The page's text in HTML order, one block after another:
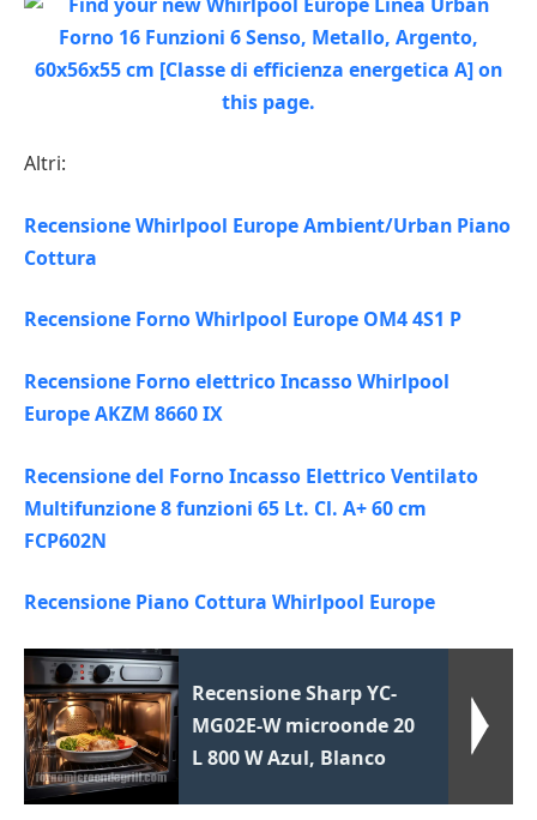
Altri:
Recensione Whirlpool Europe Ambient/Urban Piano
Cottura
Recensione Forno Whirlpool Europe OM4 4S1 P
Recensione Forno elettrico Incasso Whirlpool
Europe AKZM 8660 IX
Recensione del Forno Incasso Elettrico Ventilato
Multifunzione 8 funzioni 65 Lt. Cl. A+ 60 cm
FCP602N
Recensione Piano Cottura Whirlpool Europe
Recensione Sharp YC-
MG02E-W microonde 20
L 800 W Azul, Blanco